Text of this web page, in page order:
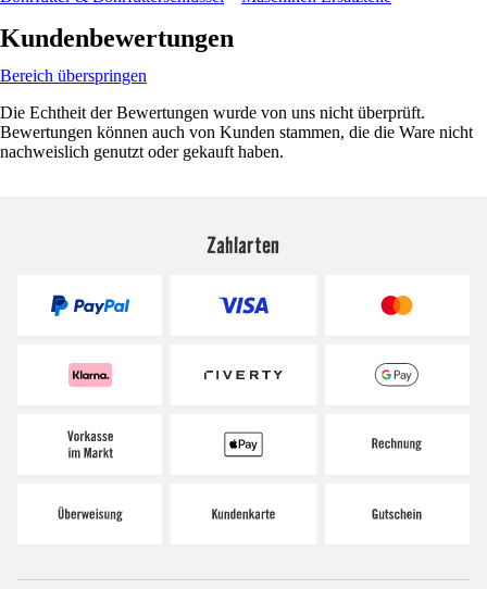
Kundenbewertungen
Bereich überspringen
Die Echtheit der Bewertungen wurde von uns nicht überprüft.
Bewertungen können auch von Kunden stammen, die die Ware nicht
nachweislich genutzt oder gekauft haben.
Zahlarten